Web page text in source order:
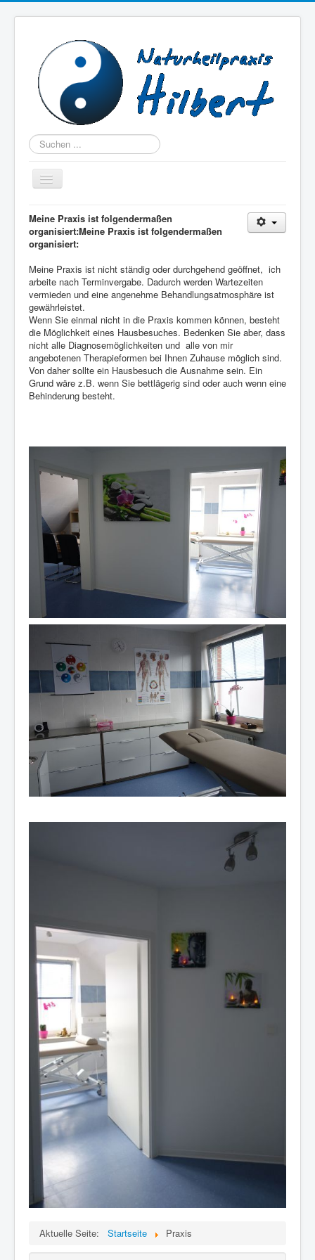
Suchen
Navigation
Home
Über mich
Therapien
Praxis
Aktuelles
Links
Impressum
Datenschutzerklärung
Meine Praxis ist folgendermaßen
organisiert:Meine Praxis ist folgendermaßen
organisiert:
Meine Praxis ist nicht ständig oder durchgehend geöffnet, ich
arbeite nach Terminvergabe. Dadurch werden Wartezeiten
vermieden und eine angenehme Behandlungsatmosphäre ist
gewährleistet.
Wenn Sie einmal nicht in die Praxis kommen können, besteht
die Möglichkeit eines Hausbesuches. Bedenken Sie aber, dass
nicht alle Diagnosemöglichkeiten und alle von mir
angebotenen Therapieformen bei Ihnen Zuhause möglich sind.
Von daher sollte ein Hausbesuch die Ausnahme sein. Ein
Grund wäre z.B. wenn Sie bettlägerig sind oder auch wenn eine
Behinderung besteht.
Aktuelle Seite: Startseite Praxis